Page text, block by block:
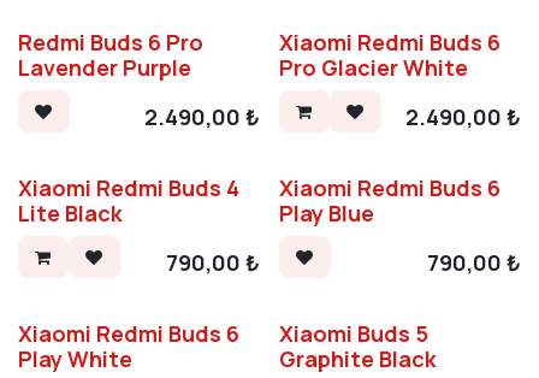
Redmi Buds 6 Pro
Lavender Purple
2.490,00 ₺
Xiaomi Redmi Buds 6
Pro Glacier White
2.490,00 ₺
Xiaomi Redmi Buds 4
Lite Black
790,00 ₺
Xiaomi Redmi Buds 6
Play Blue
790,00 ₺
Xiaomi Redmi Buds 6
Play White
Xiaomi Buds 5
Graphite Black